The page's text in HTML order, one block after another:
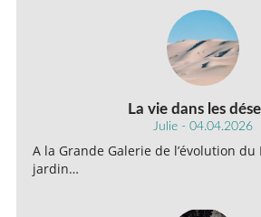
La vie dans les
Julie - 04.04.2026
A la Grande Galerie de l’évolution
jardin…